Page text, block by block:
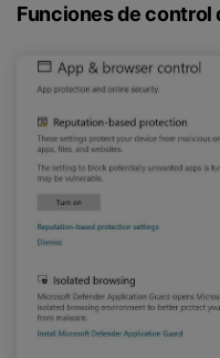
Funciones de control